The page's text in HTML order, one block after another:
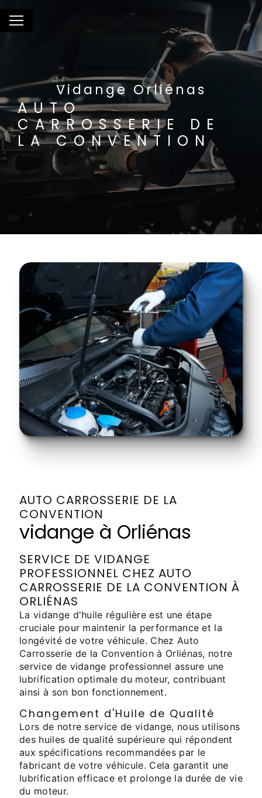
Vidange Orliénas
AUTO
CARROSSERIE DE
LA CONVENTION
AUTO CARROSSERIE DE LA
CONVENTION
vidange à Orliénas
SERVICE DE VIDANGE
PROFESSIONNEL CHEZ AUTO
CARROSSERIE DE LA CONVENTION À
ORLIÉNAS
La vidange d'huile régulière est une étape
cruciale pour maintenir la performance et la
longévité de votre véhicule. Chez Auto
Carrosserie de la Convention à Orliénas, notre
service de vidange professionnel assure une
lubrification optimale du moteur, contribuant
ainsi à son bon fonctionnement.
Changement d'Huile de Qualité
Lors de notre service de vidange, nous utilisons
des huiles de qualité supérieure qui répondent
aux spécifications recommandées par le
fabricant de votre véhicule. Cela garantit une
lubrification efficace et prolonge la durée de vie
du moteur.
Panneau de gestion des cookies